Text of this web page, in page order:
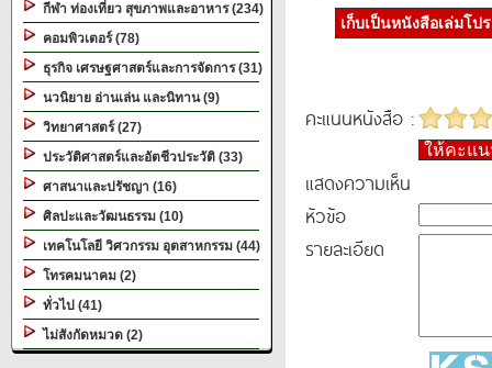
กีฬา ท่องเที่ยว สุขภาพและอาหาร (234)
คอมพิวเตอร์ (78)
ธุรกิจ เศรษฐศาสตร์และการจัดการ (31)
นวนิยาย อ่านเล่น และนิทาน (9)
วิทยาศาสตร์ (27)
ประวัติศาสตร์และอัตชีวประวัติ (33)
ศาสนาและปรัชญา (16)
ศิลปะและวัฒนธรรม (10)
เทคโนโลยี วิศวกรรม อุตสาหกรรม (44)
โทรคมนาคม (2)
ทั่วไป (41)
ไม่สังกัดหมวด (2)
เก็บเป็นหนังสือเล่มโป
คะแนนหนังสือ :
ให้คะแ
แสดงความเห็น
หัวข้อ
รายละเอียด